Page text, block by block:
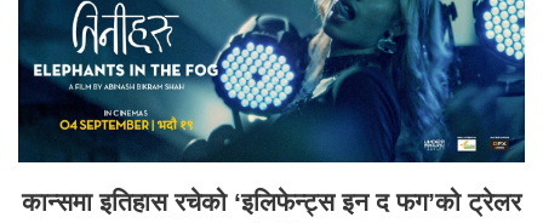
कान्समा इतिहास रचेको ‘इलिफेन्ट्स इन द फग’को ट्रेलर